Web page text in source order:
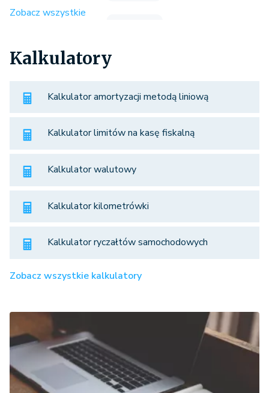
Zobacz wszystkie
Kalkulatory
Kalkulator amortyzacji metodą liniową
Kalkulator limitów na kasę fiskalną
Kalkulator walutowy
Kalkulator kilometrówki
Kalkulator ryczałtów samochodowych
Zobacz wszystkie kalkulatory